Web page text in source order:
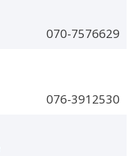
070-7576629
076-3912530